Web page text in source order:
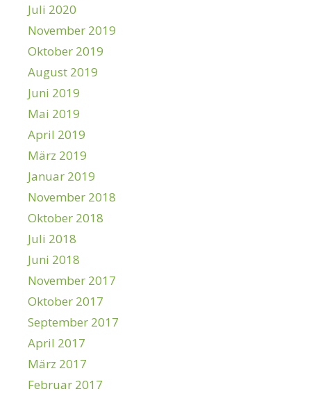
Juli 2020
November 2019
Oktober 2019
August 2019
Juni 2019
Mai 2019
April 2019
März 2019
Januar 2019
November 2018
Oktober 2018
Juli 2018
Juni 2018
November 2017
Oktober 2017
September 2017
April 2017
März 2017
Februar 2017